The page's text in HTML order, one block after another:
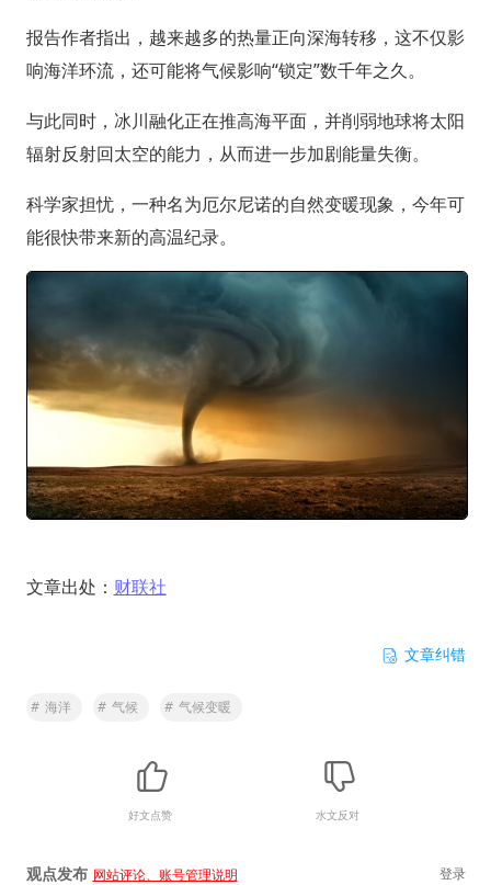
报告作者指出，越来越多的热量正向深海转移，这不仅影
响海洋环流，还可能将气候影响“锁定”数千年之久。
与此同时，冰川融化正在推高海平面，并削弱地球将太阳
辐射反射回太空的能力，从而进一步加剧能量失衡。
科学家担忧，一种名为厄尔尼诺的自然变暖现象，今年可
能很快带来新的高温纪录。
文章出处： 财联社
文章纠错
# 海洋 # 气候 # 气候变暖
好文点赞 水文反对
观点发布 网站评论、账号管理说明 登录